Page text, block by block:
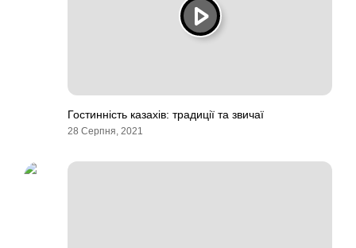
Гостинність казахів: традиції та звичаї
28 Серпня, 2021